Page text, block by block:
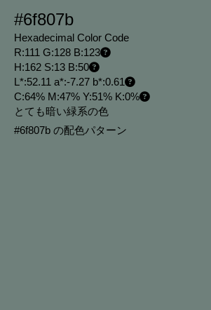
#6f807b
Hexadecimal Color Code
R:111 G:128 B:123
H:162 S:13 B:50
L*:52.11 a*:-7.27 b*:0.61
C:64% M:47% Y:51% K:0%
とても暗い緑系の色
#6f807b の配色パターン